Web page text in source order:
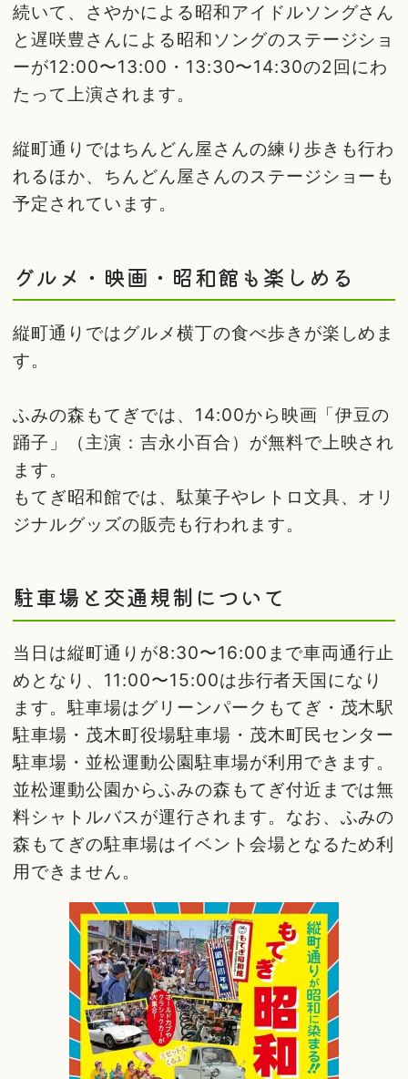
続いて、さやかによる昭和アイドルソングさん
と遅咲豊さんによる昭和ソングのステージショ
ーが12:00〜13:00・13:30〜14:30の2回にわ
たって上演されます。
縦町通りではちんどん屋さんの練り歩きも行わ
れるほか、ちんどん屋さんのステージショーも
予定されています。
グルメ・映画・昭和館も楽しめる
縦町通りではグルメ横丁の食べ歩きが楽しめま
す。
ふみの森もてぎでは、14:00から映画「伊豆の
踊子」（主演：吉永小百合）が無料で上映され
ます。
もてぎ昭和館では、駄菓子やレトロ文具、オリ
ジナルグッズの販売も行われます。
駐車場と交通規制について
当日は縦町通りが8:30〜16:00まで車両通行止
めとなり、11:00〜15:00は歩行者天国になり
ます。駐車場はグリーンパークもてぎ・茂木駅
駐車場・茂木町役場駐車場・茂木町民センター
駐車場・並松運動公園駐車場が利用できます。
並松運動公園からふみの森もてぎ付近までは無
料シャトルバスが運行されます。なお、ふみの
森もてぎの駐車場はイベント会場となるため利
用できません。